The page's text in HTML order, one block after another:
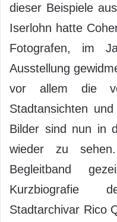
dieser Beispiele
Iserlohn hatte
Fotografen, im
Ausstellung
vor allem die
Stadtansichten
Bilder sind nun in
wieder zu
Begleitband
Kurzbiografie
Stadtarchivar Rico